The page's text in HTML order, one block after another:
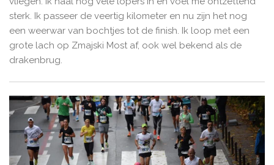
sterk. Ik passeer de veertig kilometer en nu zijn het nog
een weerwar van bochtjes tot de finish. Ik loop met een
grote lach op Zmajski Most af, ook wel bekend als de
drakenbrug.